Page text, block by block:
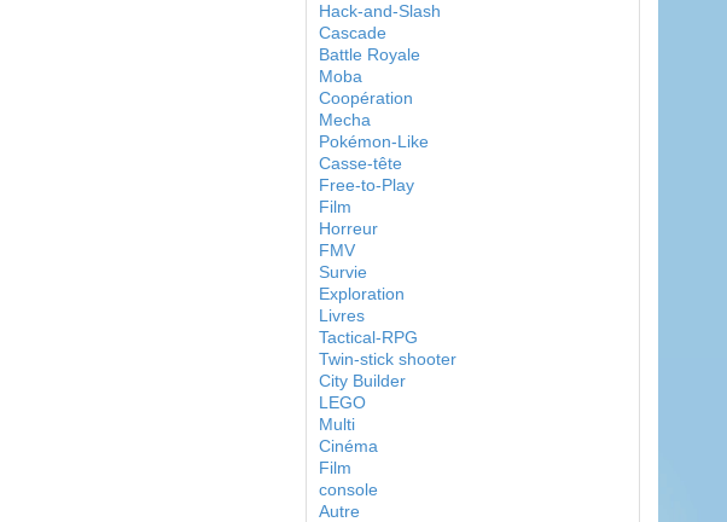
Hack-and-Slash
Cascade
Battle Royale
Moba
Coopération
Mecha
Pokémon-Like
Casse-tête
Free-to-Play
Film
Horreur
FMV
Survie
Exploration
Livres
Tactical-RPG
Twin-stick shooter
City Builder
LEGO
Multi
Cinéma
Film
console
Autre